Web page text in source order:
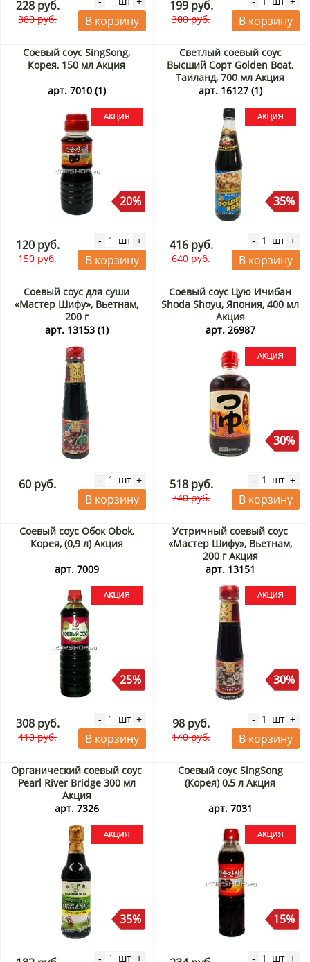
228 руб.
380 руб. В корзину
199 руб.
300 руб. В корзину
Соевый соус SingSong,
Корея, 150 мл Акция
арт. 7010 (1)
20%
120 руб.
150 руб.
- шт +
В корзину
Светлый соевый соус
Высший Сорт Golden Boat,
Таиланд, 700 мл Акция
арт. 16127 (1)
35%
416 руб.
640 руб.
- шт +
В корзину
Соевый соус для суши
«Мастер Шифу», Вьетнам,
200 г
арт. 13153 (1)
60 руб. - шт +
В корзину
Соевый соус Цую Ичибан
Shoda Shoyu, Япония, 400 мл
Акция
арт. 26987
30%
518 руб.
740 руб.
- шт +
В корзину
Соевый соус Обок Obok,
Корея, (0,9 л) Акция
арт. 7009
25%
308 руб.
410 руб.
- шт +
В корзину
Устричный соевый соус
«Мастер Шифу», Вьетнам,
200 г Акция
арт. 13151
30%
98 руб.
140 руб.
- шт +
В корзину
Органический соевый соус
Pearl River Bridge 300 мл
Акция
арт. 7326
35%
- шт +
Соевый соус SingSong
(Корея) 0,5 л Акция
арт. 7031
15%
- шт +